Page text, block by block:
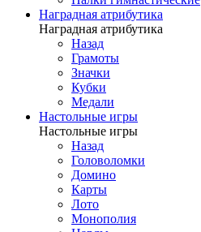
Наградная атрибутика
Наградная атрибутика
Назад
Грамоты
Значки
Кубки
Медали
Настольные игры
Настольные игры
Назад
Головоломки
Домино
Карты
Лото
Монополия